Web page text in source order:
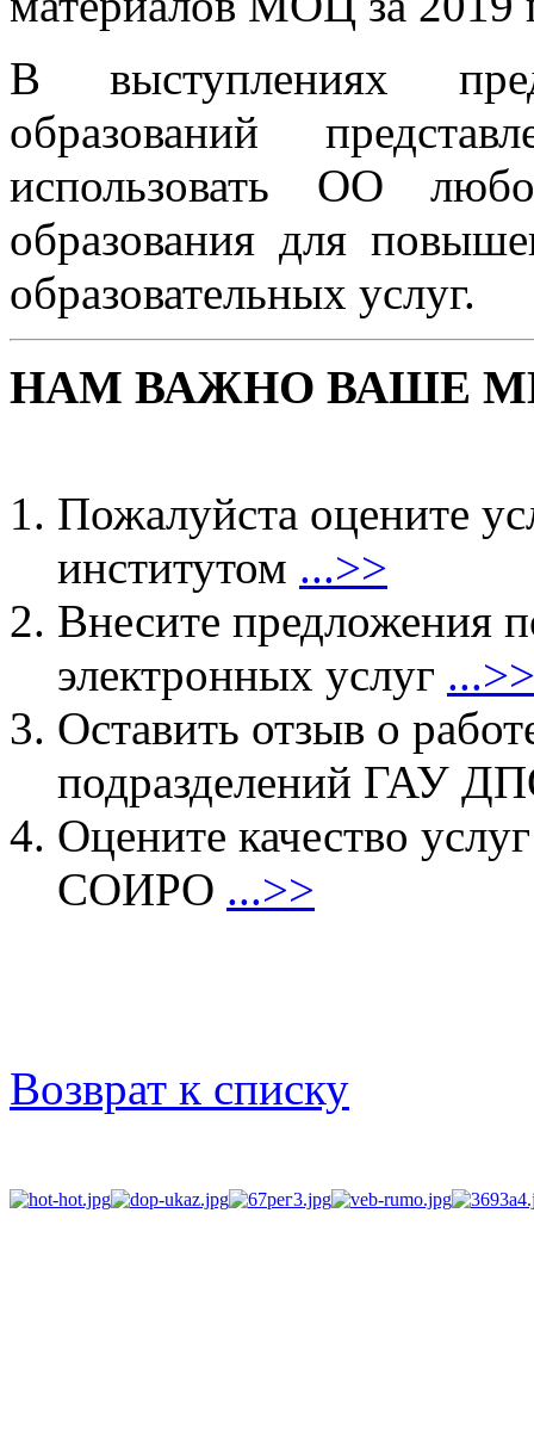
В выступлениях
образований
использовать ОО
образования для
образовательных услуг.
НАМ ВАЖНО ВАШЕ
Пожалуйста оцените
институтом ...>>
Внесите предложения
электронных услуг ...>>
Оставить отзыв о
подразделений ГАУ
Оцените качество
СОИРО ...>>
Возврат к списку